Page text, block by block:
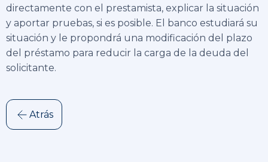
directamente con el prestamista, explicar la situación
y aportar pruebas, si es posible. El banco estudiará su
situación y le propondrá una modificación del plazo
del préstamo para reducir la carga de la deuda del
solicitante.
Atrás